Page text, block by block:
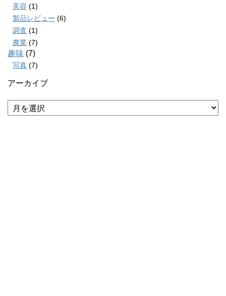
美容 (1)
製品レビュー (6)
調査 (1)
農業 (7)
趣味 (7)
写真 (7)
アーカイブ
ア
ー